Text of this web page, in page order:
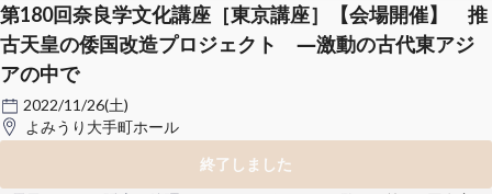
第180回奈良学文化講座［東京講座］【会場開催】 推
古天皇の倭国改造プロジェクト ―激動の古代東アジ
アの中で
2022/11/26(土)
よみうり大手町ホール
終了しました